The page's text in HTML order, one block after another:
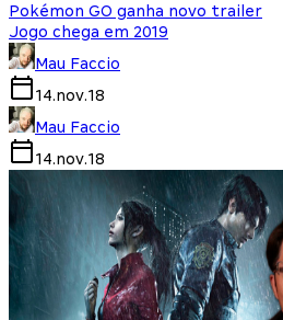
Pokémon GO ganha novo trailer
Jogo chega em 2019
Mau Faccio
14.nov.18
Mau Faccio
14.nov.18